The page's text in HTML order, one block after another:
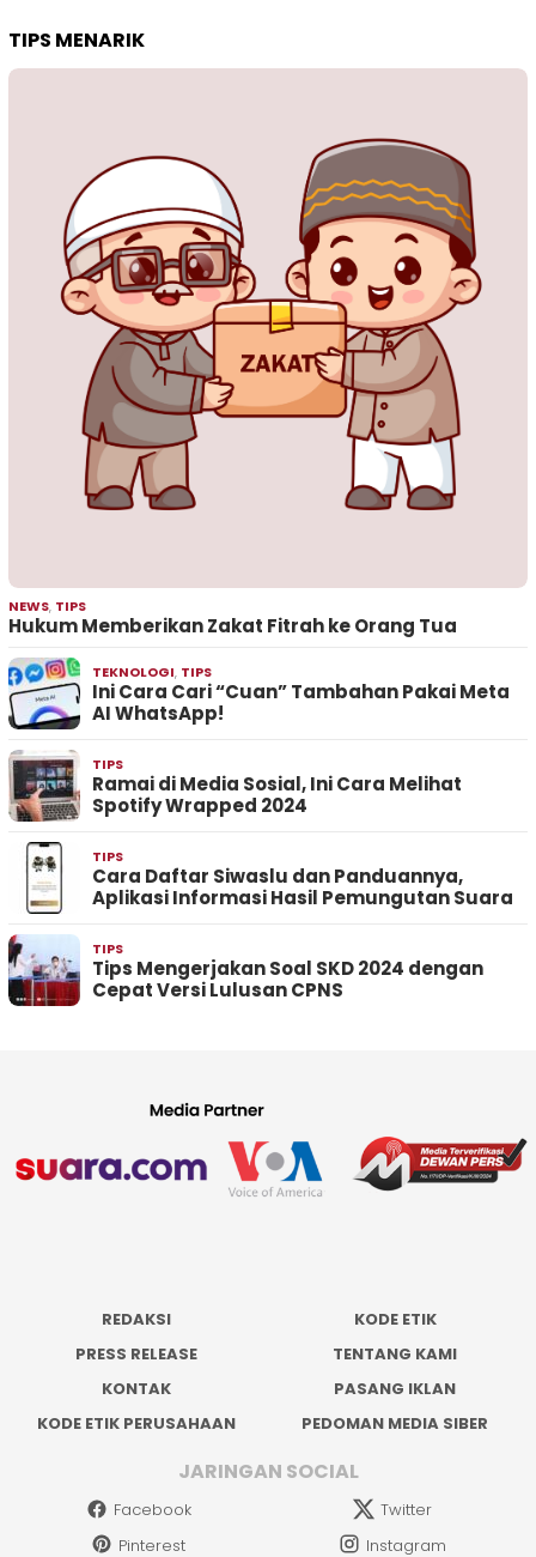
TIPS MENARIK
NEWS, TIPS
Hukum Memberikan Zakat Fitrah ke Orang Tua
TEKNOLOGI, TIPS
Ini Cara Cari “Cuan” Tambahan Pakai Meta
AI WhatsApp!
TIPS
Ramai di Media Sosial, Ini Cara Melihat
Spotify Wrapped 2024
TIPS
Cara Daftar Siwaslu dan Panduannya,
Aplikasi Informasi Hasil Pemungutan Suara
TIPS
Tips Mengerjakan Soal SKD 2024 dengan
Cepat Versi Lulusan CPNS
REDAKSI
KODE ETIK
PRESS RELEASE
TENTANG KAMI
KONTAK
PASANG IKLAN
KODE ETIK PERUSAHAAN
PEDOMAN MEDIA SIBER
JARINGAN SOCIAL
Facebook
Twitter
Pinterest
Instagram